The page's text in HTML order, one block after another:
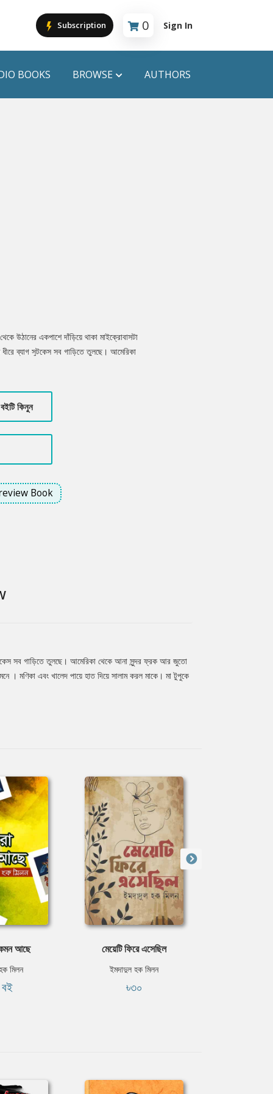
Subscription 0
Cart is empty
Sign In
BOOKS BROWSE AUTHORS
উঠানের একপাশে দাঁড়িয়ে থাকা মাইক্রোবাসটা
ব্যাগ সুটকেস সব গাড়িতে তুলছে। আমেরিকা
করে বাধা টুপু লাফালাফি করে বেড়াচ্ছে
মাকে। মা টুপুকে জড়িয়ে ধরে খানিক কাঁদলেন
বইটি কিনুন
Book
সব গাড়িতে তুলছে। আমেরিকা থেকে আনা সুন্দর ফ্রক আর জুতো
। মণিকা এবং খালেদ পায়ে হাত দিয়ে সালাম করল মাকে। মা টুপুকে
আছে
মিলন
মেয়েটি ফিরে এসেছিল
ইমদাদুল হক মিলন
৳৩০